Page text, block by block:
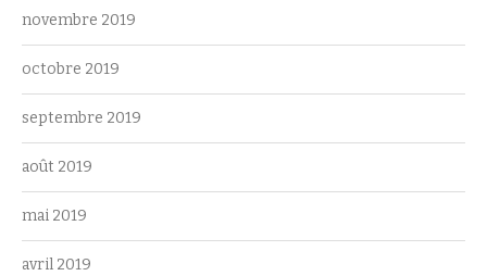
novembre 2019
octobre 2019
septembre 2019
août 2019
mai 2019
avril 2019